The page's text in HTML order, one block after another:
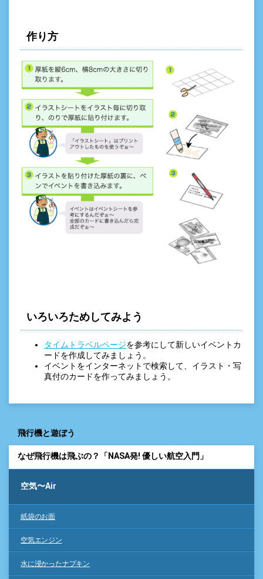
作り方
いろいろためしてみよう
タイムトラベルページを参考にして新しいイベントカ
ードを作成してみましょう。
イベントをインターネットで検索して、イラスト・写
真付のカードを作ってみましょう。
飛行機と遊ぼう
なぜ飛行機は飛ぶの？「NASA発! 優しい航空入門」
空気〜Air
紙袋のお面
空気エンジン
水に浸かったナプキン